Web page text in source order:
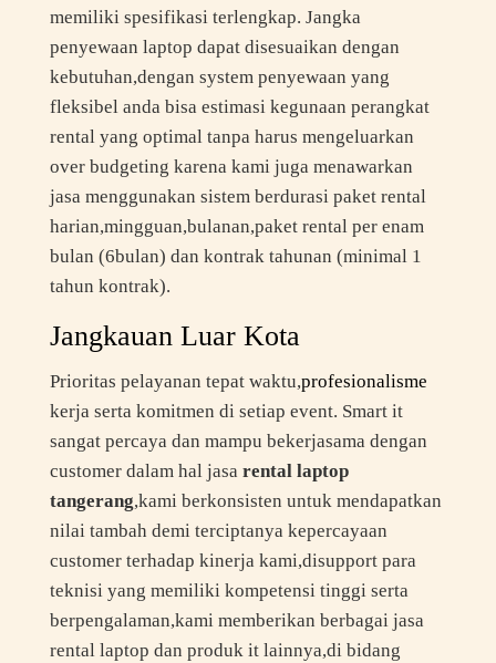
memiliki spesifikasi terlengkap. Jangka
penyewaan laptop dapat disesuaikan dengan
kebutuhan,dengan system penyewaan yang
fleksibel anda bisa estimasi kegunaan perangkat
rental yang optimal tanpa harus mengeluarkan
over budgeting karena kami juga menawarkan
jasa menggunakan sistem berdurasi paket rental
harian,mingguan,bulanan,paket rental per enam
bulan (6bulan) dan kontrak tahunan (minimal 1
tahun kontrak).
Jangkauan Luar Kota
Prioritas pelayanan tepat waktu,profesionalisme
kerja serta komitmen di setiap event. Smart it
sangat percaya dan mampu bekerjasama dengan
customer dalam hal jasa rental laptop
tangerang,kami berkonsisten untuk mendapatkan
nilai tambah demi terciptanya kepercayaan
customer terhadap kinerja kami,disupport para
teknisi yang memiliki kompetensi tinggi serta
berpengalaman,kami memberikan berbagai jasa
rental laptop dan produk it lainnya,di bidang